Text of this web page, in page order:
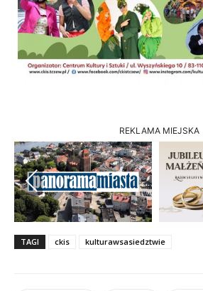
REKLAMA MIEJSKA
Previous
TAGI ckis kulturawsasiedztwie